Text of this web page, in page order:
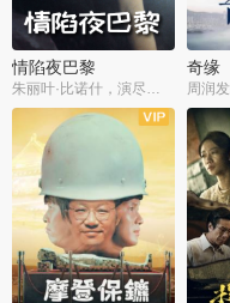
情陷夜巴黎
朱丽叶·比诺什，演尽失爱之痛
奇缘